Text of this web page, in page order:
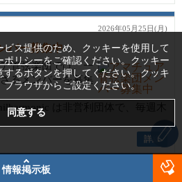
2026年05月25日(月)
バー募集中
管弦楽団では、一
るメンバーを募集
は非営利団体で、毎週木
詳細
Clara, California
情報掲示板
ス提供のため、クッキーを使用して
ポリシーをご確認ください。クッキー
るボタンを押してください。クッキ
ラウザからご設定ください。